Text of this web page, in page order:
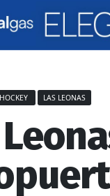
HOCKEY LAS LEONAS